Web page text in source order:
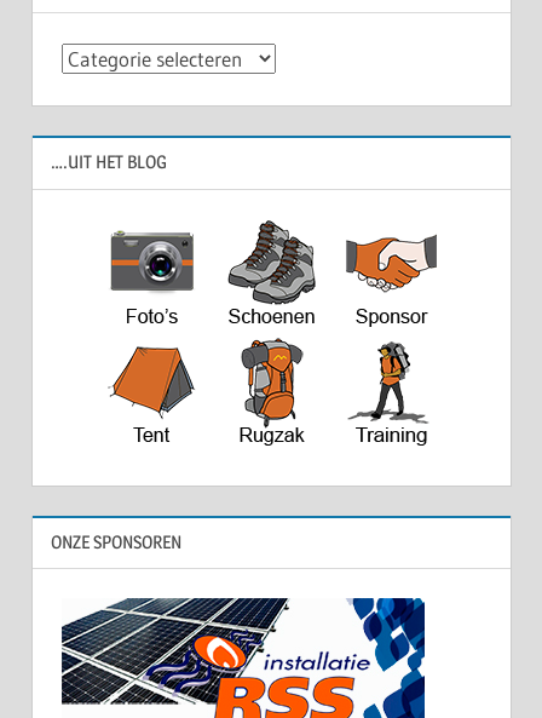
Categorieën
….UIT HET BLOG
ONZE SPONSOREN